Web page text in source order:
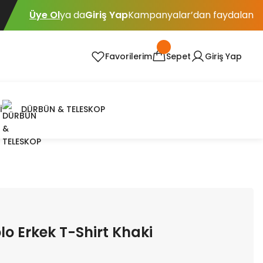
Üye Olya daGiriş YapKampanyalar’dan faydalan
Favorilerim Sepet Giriş Yap
DÜRBÜN & TELESKOP
Erkek T-Shirt Khaki